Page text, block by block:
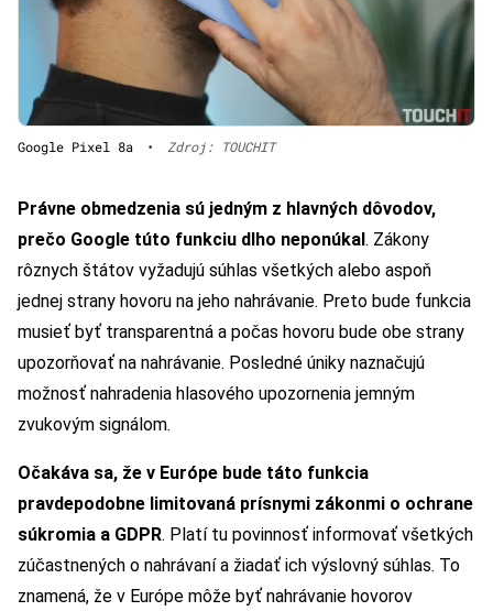
Google Pixel 8a • Zdroj: TOUCHIT
Právne obmedzenia sú jedným z hlavných dôvodov,
prečo Google túto funkciu dlho neponúkal. Zákony
rôznych štátov vyžadujú súhlas všetkých alebo aspoň
jednej strany hovoru na jeho nahrávanie. Preto bude funkcia
musieť byť transparentná a počas hovoru bude obe strany
upozorňovať na nahrávanie. Posledné úniky naznačujú
možnosť nahradenia hlasového upozornenia jemným
zvukovým signálom.
Očakáva sa, že v Európe bude táto funkcia
pravdepodobne limitovaná prísnymi zákonmi o ochrane
súkromia a GDPR. Platí tu povinnosť informovať všetkých
zúčastnených o nahrávaní a žiadať ich výslovný súhlas. To
znamená, že v Európe môže byť nahrávanie hovorov